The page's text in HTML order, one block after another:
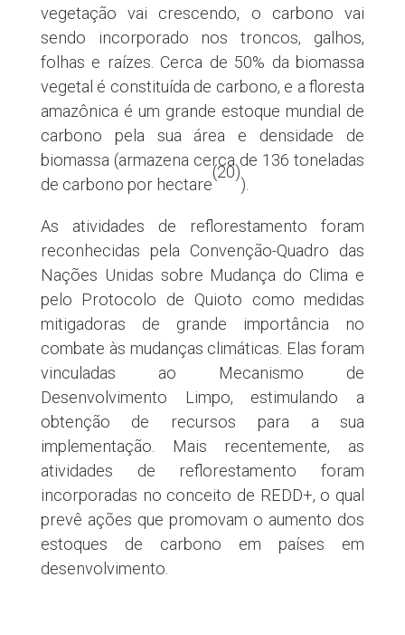
vegetação vai crescendo, o carbono vai
sendo incorporado nos troncos, galhos,
folhas e raízes. Cerca de 50% da biomassa
vegetal é constituída de carbono, e a floresta
amazônica é um grande estoque mundial de
carbono pela sua área e densidade de
biomassa (armazena cerca de 136 toneladas
de carbono por hectare
(20)
).
As atividades de reflorestamento foram
reconhecidas pela Convenção-Quadro das
Nações Unidas sobre Mudança do Clima e
pelo Protocolo de Quioto como medidas
mitigadoras de grande importância no
combate às mudanças climáticas. Elas foram
vinculadas ao Mecanismo de
Desenvolvimento Limpo, estimulando a
obtenção de recursos para a sua
implementação. Mais recentemente, as
atividades de reflorestamento foram
incorporadas no conceito de REDD+, o qual
prevê ações que promovam o aumento dos
estoques de carbono em países em
desenvolvimento.